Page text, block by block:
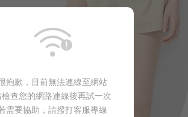
抱歉，目前無法連線至網站
檢查您的網路連線後再試一次
需要協助，請撥打客服專線